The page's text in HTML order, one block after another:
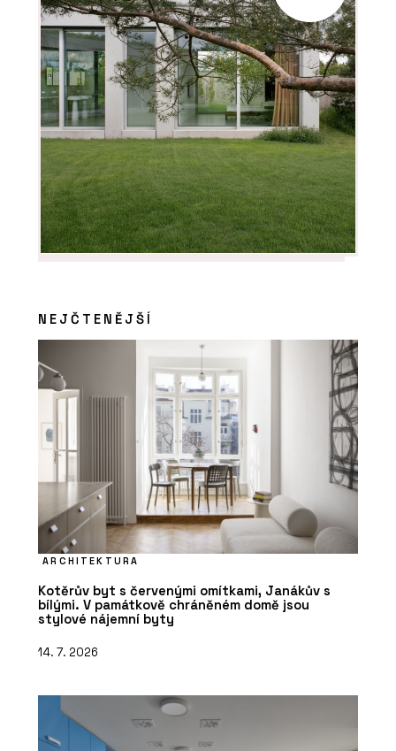
NEJČTENĚJŠÍ
ARCHITEKTURA
Kotěrův byt s červenými omítkami, Janákův s
bílými. V památkově chráněném domě jsou
stylové nájemní byty
14. 7. 2026